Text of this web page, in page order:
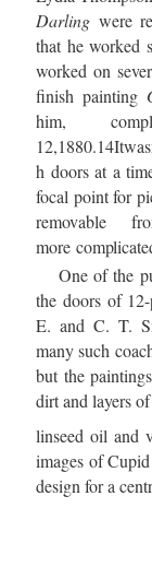
Darling were
that he worked
worked on
finish painting
him,
12,1880.14
h doors at a
focal point for
removable
more
One of the
the doors of
E. and C. T.
many such
but the
dirt and layers of
linseed oil and
images of
design for a